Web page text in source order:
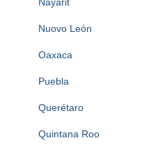
Nuovo León
Oaxaca
Puebla
Querétaro
Quintana Roo